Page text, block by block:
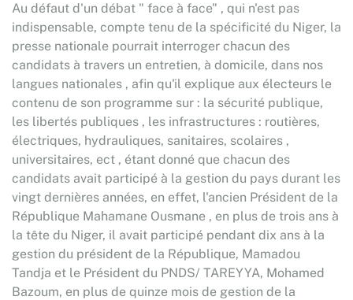
Au défaut d'un débat " face à face" , qui n'est pas
indispensable, compte tenu de la spécificité du Niger, la
presse nationale pourrait interroger chacun des
candidats à travers un entretien, à domicile, dans nos
langues nationales , afin qu'il explique aux électeurs le
contenu de son programme sur : la sécurité publique,
les libertés publiques , les infrastructures : routières,
électriques, hydrauliques, sanitaires, scolaires ,
universitaires, ect , étant donné que chacun des
candidats avait participé à la gestion du pays durant les
vingt dernières années, en effet, l'ancien Président de la
République Mahamane Ousmane , en plus de trois ans à
la tête du Niger, il avait participé pendant dix ans à la
gestion du président de la République, Mamadou
Tandja et le Président du PNDS/ TAREYYA, Mohamed
Bazoum, en plus de quinze mois de gestion de la